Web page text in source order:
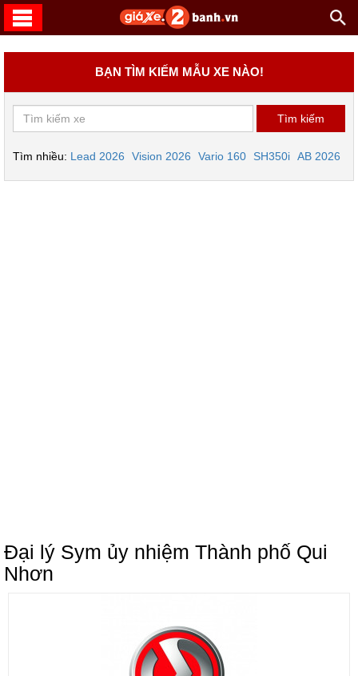
BẠN TÌM KIẾM MẪU XE NÀO!
Tìm nhiều: Lead 2026 Vision 2026 Vario 160 SH350i AB 2026
Đại lý Sym ủy nhiệm Thành phố Qui
Nhơn